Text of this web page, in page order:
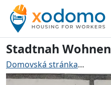
Stadtnah Wohnen
Domovská stránka